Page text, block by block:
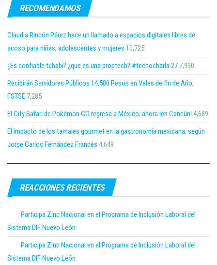
RECOMENDAMOS
Claudia Rincón Pérez hace un llamado a espacios digitales libres de
acoso para niñas, adolescentes y mujeres 10,725
¿Es confiable tuhabi? ¿que es una proptech? #tecnocharla 27 7,930
Recibirán Servidores Públicos 14,500 Pesos en Vales de fin de Año,
FSTSE 7,285
El City Safari de Pokémon GO regresa a México, ahora ¡en Cancún! 4,689
El impacto de los tamales gourmet en la gastronomía mexicana, según
Jorge Carlos Fernández Francés 4,649
REACCIONES RECIENTES
Participa Zinc Nacional en el Programa de Inclusión Laboral del
Sistema DIF Nuevo León
Participa Zinc Nacional en el Programa de Inclusión Laboral del
Sistema DIF Nuevo León